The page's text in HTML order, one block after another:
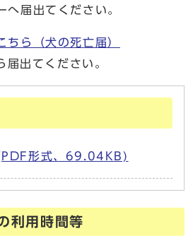
へ届出てください。
ちら（犬の死亡届）
届出てください。
形式、69.04KB)
利用時間等